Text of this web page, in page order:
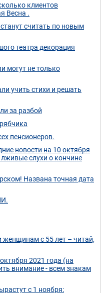
клиентов
Весна .
считать по новым
театра декорация
могут не только
учить стихи и решать
за разбой
пенсионеров.
новости на 10 октября
слухи о кончине
Названа точная дата
с 55 лет – читай,
2021 года (на
внимание - всем знакам
с 1 ноября: